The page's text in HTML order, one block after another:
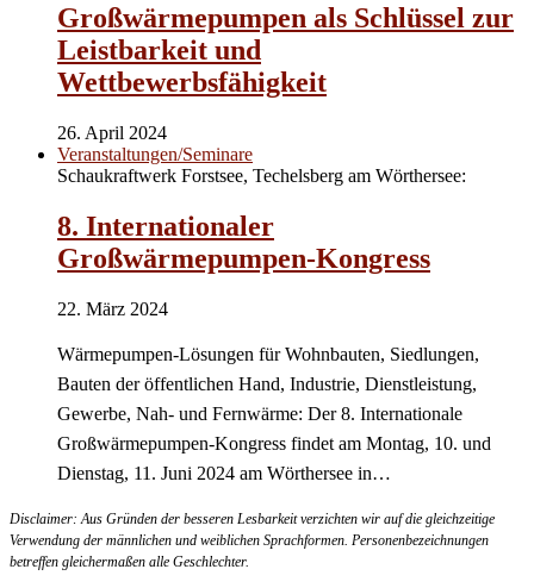
Großwärmepumpen als Schlüssel zur
Leistbarkeit und
Wettbewerbsfähigkeit
26. April 2024
Veranstaltungen/Seminare
Schaukraftwerk Forstsee, Techelsberg am Wörthersee:
8. Internationaler
Großwärmepumpen-Kongress
22. März 2024
Wärmepumpen-Lösungen für Wohnbauten, Siedlungen,
Bauten der öffentlichen Hand, Industrie, Dienstleistung,
Gewerbe, Nah- und Fernwärme: Der 8. Internationale
Großwärmepumpen-Kongress findet am Montag, 10. und
Dienstag, 11. Juni 2024 am Wörthersee in…
Disclaimer: Aus Gründen der besseren Lesbarkeit verzichten wir auf die gleichzeitige
Verwendung der männlichen und weiblichen Sprachformen. Personenbezeichnungen
betreffen gleichermaßen alle Geschlechter.